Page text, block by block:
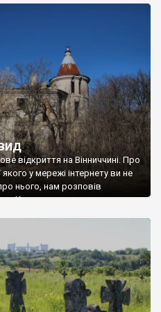
відкриття на Вінниччині. Про
у мережі інтернету ви не
нього, нам розповів
у Красному вразив не лише